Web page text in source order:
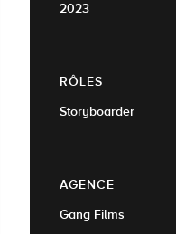
2023
RÔLES
Storyboarder
AGENCE
Gang Films